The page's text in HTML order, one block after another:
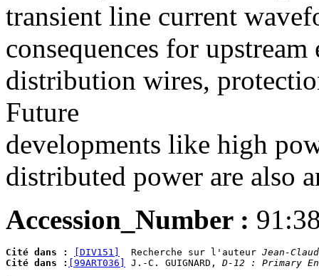
transient line current
consequences for
distribution wires,
Future
developments like high
distributed power are also
Accession_Number :
Cité dans : [DIV151]
  Recherche sur l'auteur
Jean-
Cité dans :
[99ART036] J.-C. GUIGNARD, D-12 : Primary